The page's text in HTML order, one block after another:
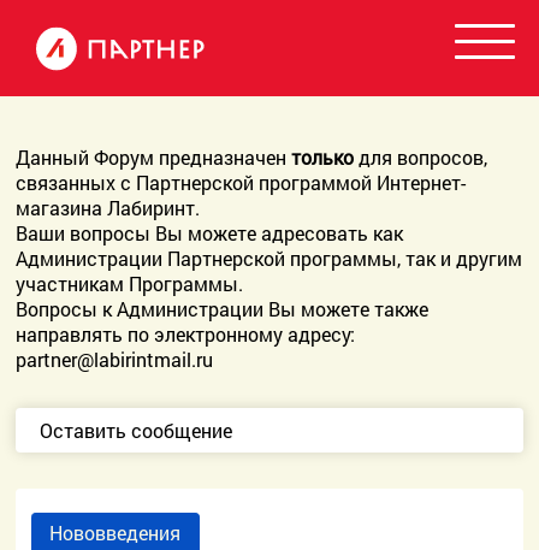
Данный Форум предназначентолькодля вопросов,
связанных с Партнерской программой Интернет-
магазина Лабиринт.
Ваши вопросы Вы можете адресовать как
Администрации Партнерской программы, так и другим
участникам Программы.
Вопросы к Администрации Вы можете также
направлять по электронному адресу:
partner@labirintmail.ru
Оставить сообщение
Нововведения